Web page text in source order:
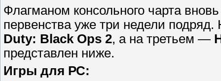
Флагманом консольного чарта
первенства уже три недели
Duty: Black Ops 2, а на третьем —
представлен ниже.
Игры для РС: